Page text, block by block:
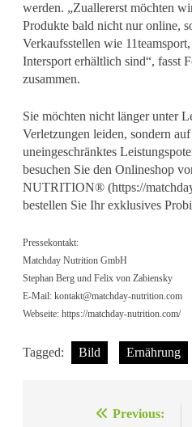
werden. „Zuallererst möchten
Produkte bald nicht nur online,
Verkaufsstellen wie
Intersport erhältlich sind“, fasst
zusammen.
Sie möchten nicht länger unter
Verletzungen leiden, sondern
uneingeschränktes
besuchen Sie den Onlineshop
NUTRITION® (https://
bestellen Sie Ihr exklusives
Pressekontakt:
Matchday Nutrition GmbH
Stephan Berg und Felix von Zabiensky
E-Mail: kontakt@matchday-nutrition.com
Webseite: https://matchday-nutrition.com/
Tagged: Bild Ernährung
Previous: